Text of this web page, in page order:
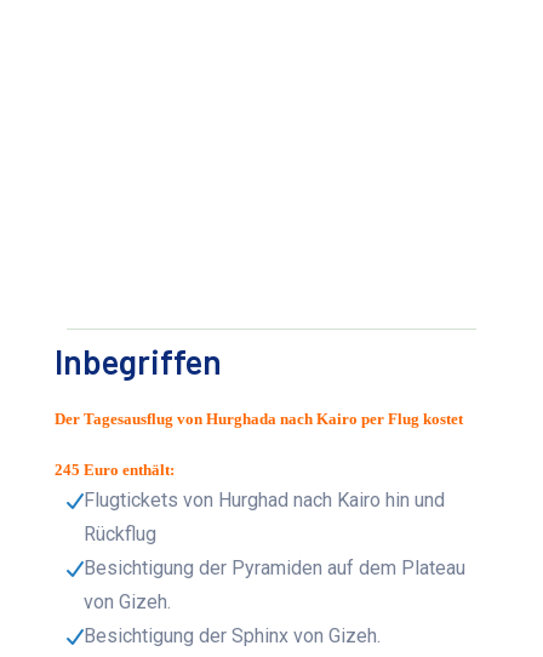
Inbegriffen
Der Tagesausflug von Hurghada nach Kairo per Flug kostet
245 Euro enthält:
Flugtickets von Hurghad nach Kairo hin und
Rückflug
Besichtigung der Pyramiden auf dem Plateau
von Gizeh.
Besichtigung der Sphinx von Gizeh.